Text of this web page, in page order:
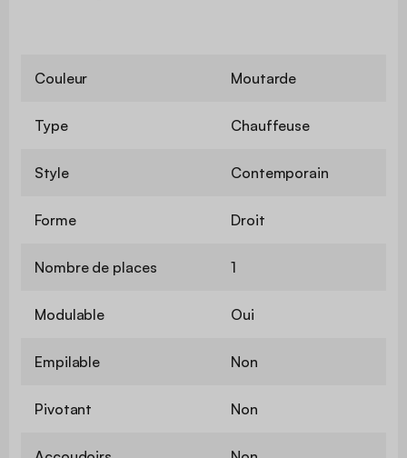
Couleur Moutarde
Type Chauffeuse
Style Contemporain
Forme Droit
Nombre de places 1
Modulable Oui
Empilable Non
Pivotant Non